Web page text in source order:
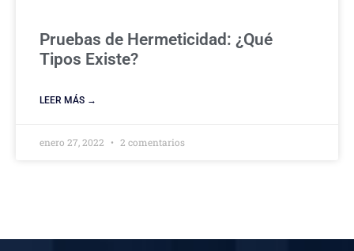
Pruebas de Hermeticidad: ¿Qué
Tipos Existe?
LEER MÁS →
enero 27, 2022 2 comentarios